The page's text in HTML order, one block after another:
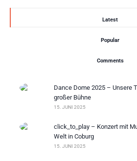
Latest
Popular
Comments
Dance Dome 2025 – Unsere
großer Bühne
15. JUNI 2025
click_to_play – Konzert mit
Welt in Coburg
15. JUNI 2025